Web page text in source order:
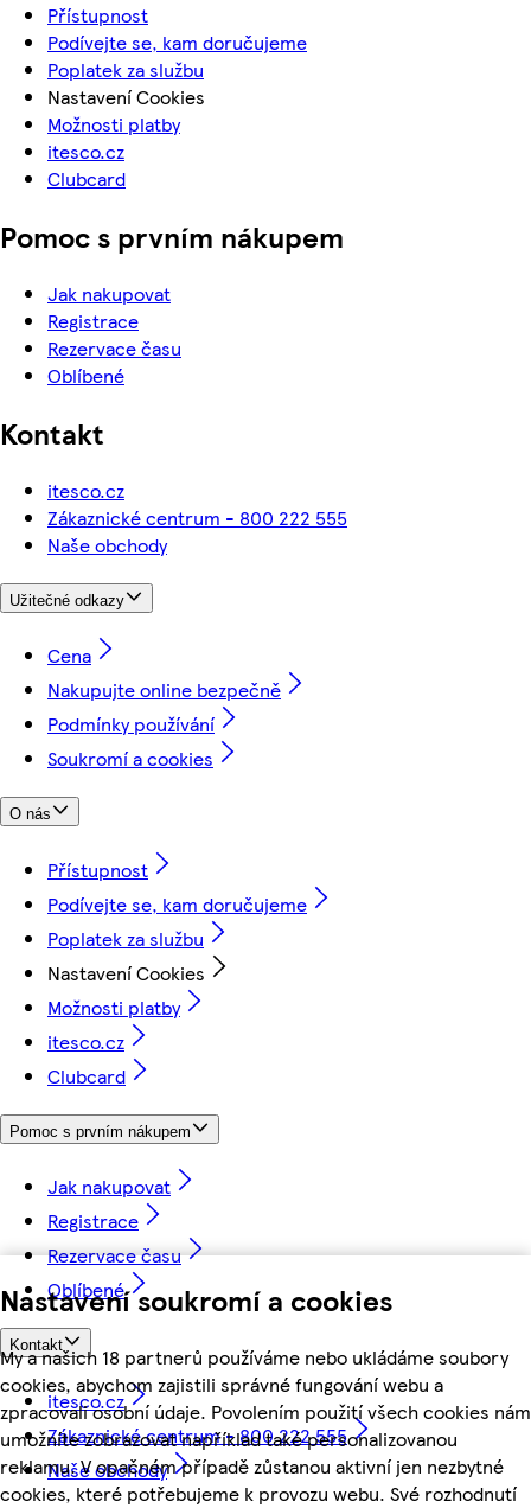
Nastavení soukromí a cookies
My a našich 18 partnerů používáme nebo ukládáme soubory
cookies, abychom zajistili správné fungování webu a
zpracovali osobní údaje. Povolením použití všech cookies nám
umožníte zobrazovat například také personalizovanou
reklamu. V opačném případě zůstanou aktivní jen nezbytné
cookies, které potřebujeme k provozu webu. Své rozhodnutí
Přístupnost
Podívejte se, kam doručujeme
Poplatek za službu
Nastavení Cookies
Možnosti platby
itesco.cz
Clubcard
Pomoc s prvním nákupem
Jak nakupovat
Registrace
Rezervace času
Oblíbené
Kontakt
itesco.cz
Zákaznické centrum - 800 222 555
Naše obchody
Užitečné odkazy
Cena
Nakupujte online bezpečně
Podmínky používání
Soukromí a cookies
O nás
Přístupnost
Podívejte se, kam doručujeme
Poplatek za službu
Nastavení Cookies
Možnosti platby
itesco.cz
Clubcard
Pomoc s prvním nákupem
Jak nakupovat
Registrace
Rezervace času
Oblíbené
Kontakt
itesco.cz
Zákaznické centrum - 800 222 555
Naše obchody